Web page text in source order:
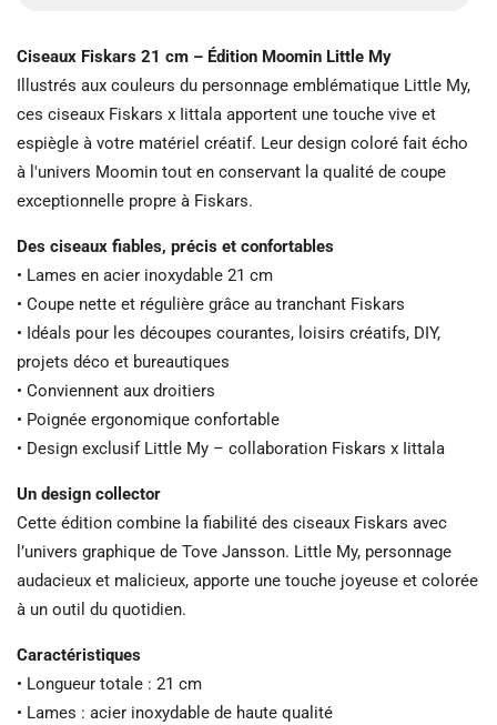
Ciseaux Fiskars 21 cm – Édition Moomin Little My
Illustrés aux couleurs du personnage emblématique Little My,
ces ciseaux Fiskars x Iittala apportent une touche vive et
espiègle à votre matériel créatif. Leur design coloré fait écho
à l'univers Moomin tout en conservant la qualité de coupe
exceptionnelle propre à Fiskars.
Des ciseaux fiables, précis et confortables
• Lames en acier inoxydable 21 cm
• Coupe nette et régulière grâce au tranchant Fiskars
• Idéals pour les découpes courantes, loisirs créatifs, DIY,
projets déco et bureautiques
• Conviennent aux droitiers
• Poignée ergonomique confortable
• Design exclusif Little My – collaboration Fiskars x Iittala
Un design collector
Cette édition combine la fiabilité des ciseaux Fiskars avec
l’univers graphique de Tove Jansson. Little My, personnage
audacieux et malicieux, apporte une touche joyeuse et colorée
à un outil du quotidien.
Caractéristiques
• Longueur totale : 21 cm
• Lames : acier inoxydable de haute qualité